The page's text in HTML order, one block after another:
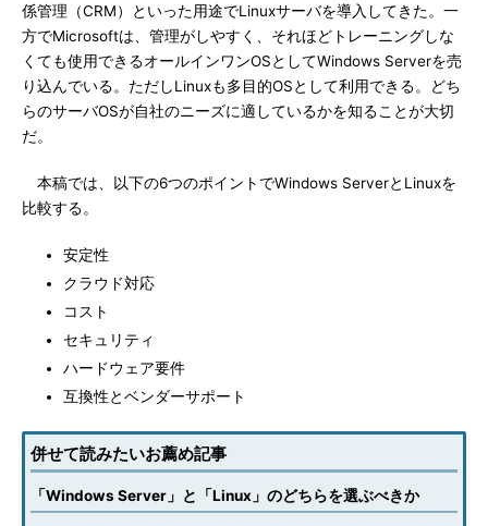
係管理（CRM）といった用途でLinuxサーバを導入してきた。一
方でMicrosoftは、管理がしやすく、それほどトレーニングしな
くても使用できるオールインワンOSとしてWindows Serverを売
り込んでいる。ただしLinuxも多目的OSとして利用できる。どち
らのサーバOSが自社のニーズに適しているかを知ることが大切
だ。
本稿では、以下の6つのポイントでWindows ServerとLinuxを
比較する。
安定性
クラウド対応
コスト
セキュリティ
ハードウェア要件
互換性とベンダーサポート
併せて読みたいお薦め記事
「Windows Server」と「Linux」のどちらを選ぶべきか